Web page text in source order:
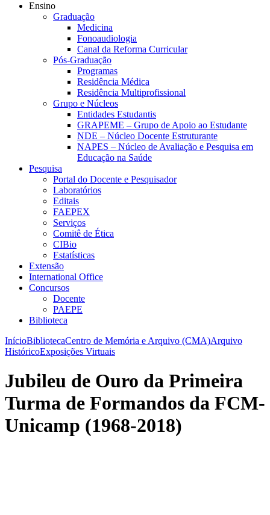
Ensino
Graduação
Medicina
Fonoaudiologia
Canal da Reforma Curricular
Pós-Graduação
Programas
Residência Médica
Residência Multiprofissional
Grupo e Núcleos
Entidades Estudantis
GRAPEME – Grupo de Apoio ao Estudante
NDE – Núcleo Docente Estruturante
NAPES – Núcleo de Avaliação e Pesquisa em
Educação na Saúde
Pesquisa
Portal do Docente e Pesquisador
Laboratórios
Editais
FAEPEX
Serviços
Comitê de Ética
CIBio
Estatísticas
Extensão
International Office
Concursos
Docente
PAEPE
Biblioteca
InícioBibliotecaCentro de Memória e Arquivo (CMA)Arquivo
HistóricoExposições Virtuais
Jubileu de Ouro da Primeira
Turma de Formandos da FCM-
Unicamp (1968-2018)